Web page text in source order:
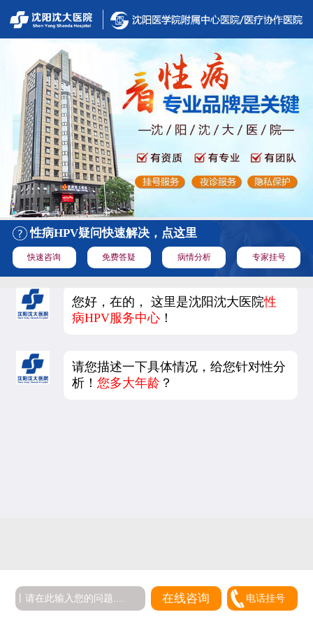
性病HPV疑问快速解决，点这里
快速咨询 免费答疑 病情分析 专家挂号
您好，在的， 这里是沈阳沈大医院性
病HPV服务中心 ！
请您描述一下具体情况，给您针对性分
析！您多大年龄 ？
在线咨询 电话挂号